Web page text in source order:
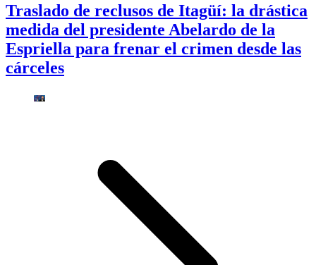
Traslado de reclusos de Itagüí: la drástica
medida del presidente Abelardo de la
Espriella para frenar el crimen desde las
cárceles